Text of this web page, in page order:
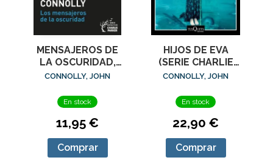
MENSAJEROS DE
LA OSCURIDAD,
LOS (SERIE
22)
CONNOLLY, JOHN
En stock
11,95 €
Comprar
HIJOS DE EVA
(SERIE CHARLIE
PARKER 23)
CONNOLLY, JOHN
En stock
22,90 €
Comprar